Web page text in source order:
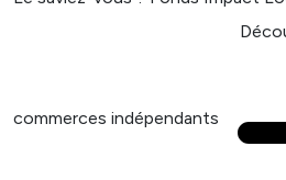
commerces indépendants